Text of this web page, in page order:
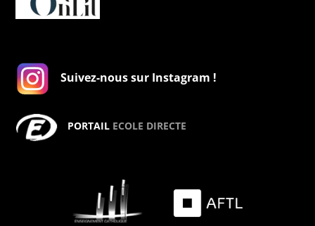
Suivez-nous sur Instagram !
PORTAIL ECOLE DIRECTE